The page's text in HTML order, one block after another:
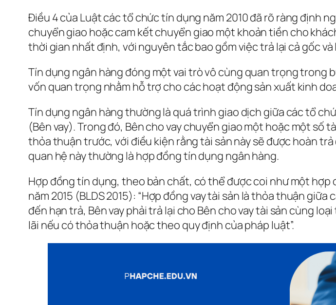
Điều 4 của Luật các tổ chức tín dụng năm 2010 đã rõ ràng định
chuyển giao hoặc cam kết chuyển giao một khoản tiền cho
thời gian nhất định, với nguyên tắc bao gồm việc trả lại cả gốc và
Tín dụng ngân hàng đóng một vai trò vô cùng quan trọng trong
vốn quan trọng nhằm hỗ trợ cho các hoạt động sản xuất kinh
Tín dụng ngân hàng thường là quá trình giao dịch giữa các tổ
(Bên vay). Trong đó, Bên cho vay chuyển giao một hoặc một
thỏa thuận trước, với điều kiện rằng tài sản này sẽ được hoàn
quan hệ này thường là hợp đồng tín dụng ngân hàng.
Hợp đồng tín dụng, theo bản chất, có thể được coi như một hợp
năm 2015 (BLDS 2015): “Hợp đồng vay tài sản là thỏa thuận
đến hạn trả, Bên vay phải trả lại cho Bên cho vay tài sản cùng
lãi nếu có thỏa thuận hoặc theo quy định của pháp luật”.